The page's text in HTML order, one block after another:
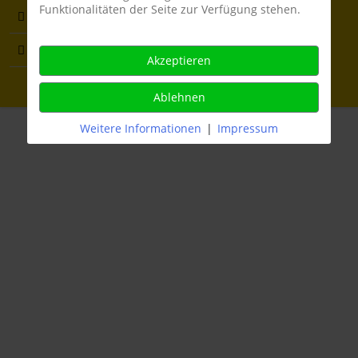
Anmeldung Impressum Datenschutz
Cookie Consent Management Sportangebot
Copyright © 2012 - 2026 AlfiSoftware
Funktionalitäten der Seite zur Verfügung stehen.
Akzeptieren
Ablehnen
Weitere Informationen | Impressum